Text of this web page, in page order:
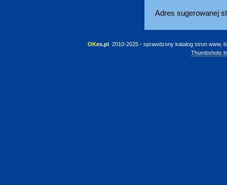
Adres sugerowanej
OKes.pl 2010-2025 - sprawdzony katalog stron www,
Thumbshots